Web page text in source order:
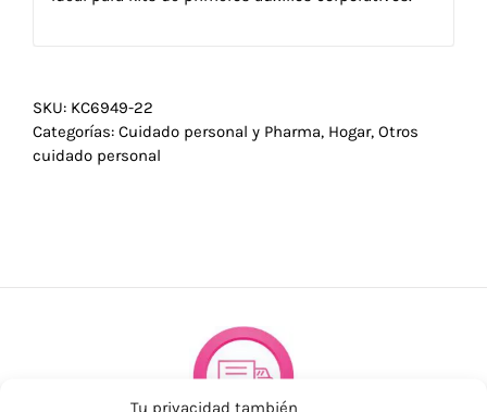
Tu privacidad también
SKU: KC6949-22
Categorías: Cuidado personal y Pharma, Hogar, Otros
cuidado personal